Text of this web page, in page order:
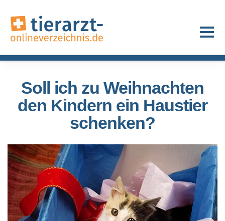
Soll ich zu Weihnachten
den Kindern ein Haustier
schenken?